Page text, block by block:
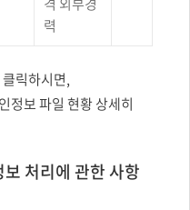
력
릭하시면,
정보 파일 현황 상세히
처리에 관한 사항